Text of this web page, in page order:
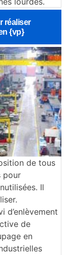
réaliser
{vp}
de tous
pour
Il
d’enlèvement
de
en